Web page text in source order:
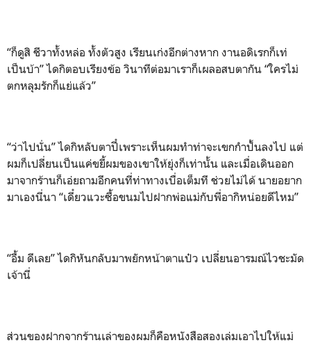
“ก็ดูสิ ชีวาทั้งหล่อ ทั้งตัวสูง เรียนเก่งอีกต่างหาก งานอดิเรกก็เท่
เป็นบ้า” ไดกิตอบเรียงข้อ วินาทีต่อมาเราก็เผลอสบตากัน “ใครไม่
ตกหลุมรักก็แย่แล้ว”
“ว่าไปนั่น” ไดกิหลับตาปี๋เพราะเห็นผมทำท่าจะเขกกำปั้นลงไป แต่
ผมก็เปลี่ยนเป็นแค่ขยี้ผมของเขาให้ยุ่งก็เท่านั้น และเมื่อเดินออก
มาจากร้านก็เอ่ยถามอีกคนที่ท่าทางเบื่อเต็มที ช่วยไม่ได้ นายอยาก
มาเองนี่นา “เดี๋ยวแวะซื้อขนมไปฝากพ่อแม่กับพี่อากิหน่อยดีไหม”
“อื้ม ดีเลย” ไดกิหันกลับมาพยักหน้าตาแป๋ว เปลี่ยนอารมณ์ไวชะมัด
เจ้านี่
ส่วนของฝากจากร้านเล่าของผมก็คือหนังสือสองเล่มเอาไปให้แม่